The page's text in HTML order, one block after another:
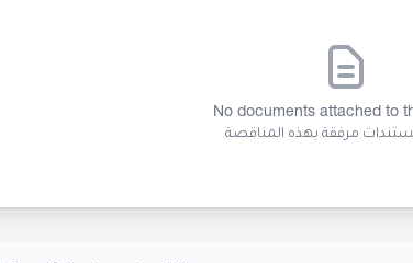
No documents attached to
مرفقة بهذه المناقصة